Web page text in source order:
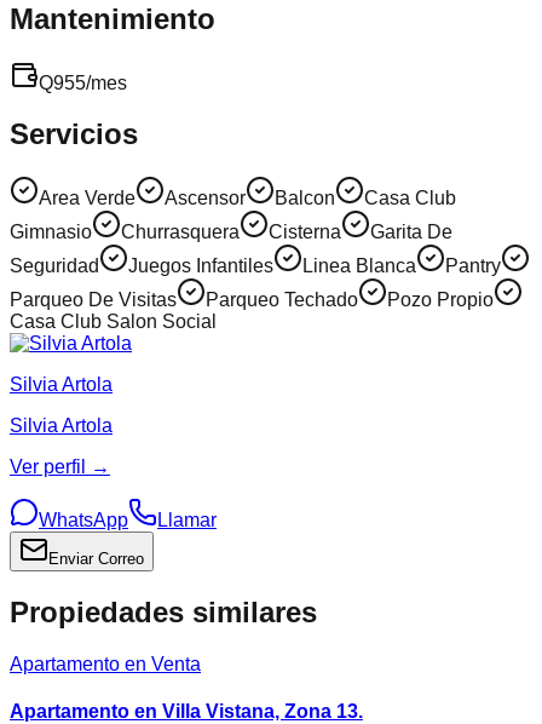
Mantenimiento
Q955/mes
Servicios
Area Verde Ascensor Balcon
Casa Club
Gimnasio
Churrasquera Cisterna
Garita De
Seguridad
Juegos Infantiles Linea Blanca
Pantry
Parqueo De Visitas
Parqueo Techado
Pozo Propio
Casa Club Salon Social
Silvia Artola
Silvia Artola
Ver perfil →
WhatsApp Llamar
Enviar Correo
Propiedades similares
Apartamento en Venta
Apartamento en Villa Vistana, Zona 13.